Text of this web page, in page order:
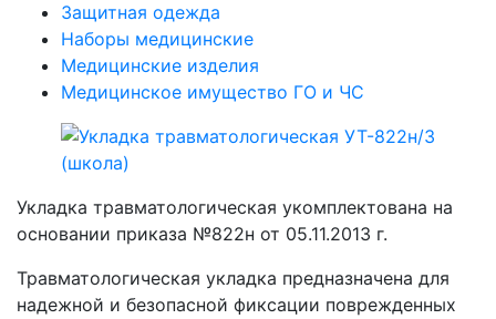
Защитная одежда
Наборы медицинские
Медицинские изделия
Медицинское имущество ГО и ЧС
Укладка травматологическая укомплектована на
основании приказа №822н от 05.11.2013 г.
Травматологическая укладка предназначена для
надежной и безопасной фиксации поврежденных